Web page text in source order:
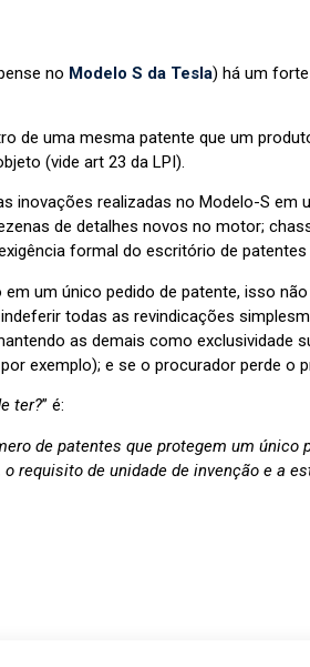
no Modelo S da Tesla) há um
de uma mesma patente que um
(vide art 23 da LPI).
inovações realizadas no Modelo-S em
de detalhes novos no motor;
formal do escritório de
um único pedido de patente, isso
todas as revindicações
as demais como exclusividade
exemplo); e se o procurador perde o
ter?” é:
de patentes que protegem um único
requisito de unidade de invenção e a